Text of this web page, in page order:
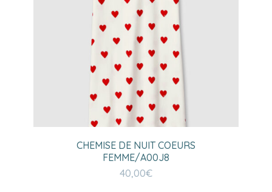
CHEMISE DE NUIT COEURS
FEMME/A00J8
40,00€